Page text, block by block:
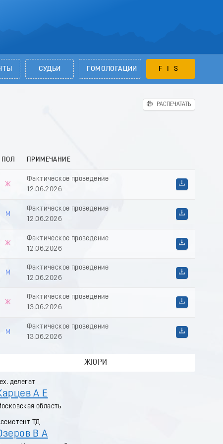
СУДЬИ ГОМОЛОГАЦИИ FIS
РАСПЕЧАТАТЬ
ПОЛ ПРИМЕЧАНИЕ
Ж
Фактическое проведение
12.06.2026
М
Фактическое проведение
12.06.2026
Ж
Фактическое проведение
12.06.2026
М
Фактическое проведение
12.06.2026
Ж
Фактическое проведение
13.06.2026
М
Фактическое проведение
13.06.2026
ЖЮРИ
делегат
А Е
область
ТД
В А